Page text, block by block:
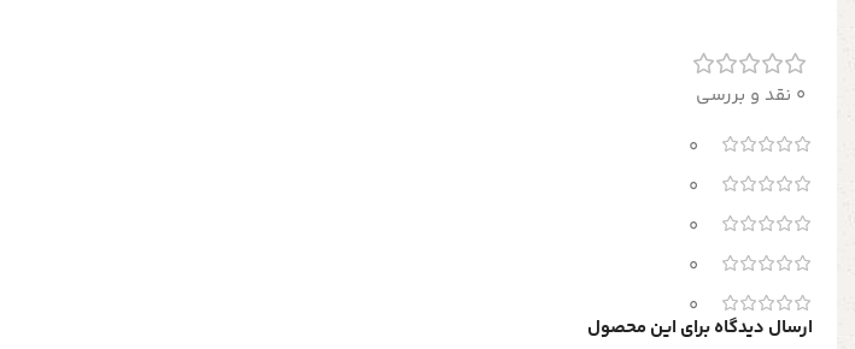
0 نقد و بررسی
0
0
0
0
0
ارسال دیدگاه برای این محصول